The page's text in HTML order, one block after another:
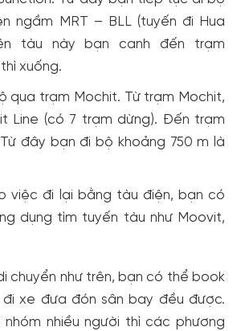
ngầm MRT – BLL (tuyến đi Hua
tàu này bạn canh đến trạm
xuống.
qua trạm Mochit. Từ trạm Mochit,
Line (có 7 trạm dừng). Đến trạm
đây bạn đi bộ khoảng 750 m là
việc đi lại bằng tàu điện, bạn có
dụng tìm tuyến tàu như Moovit,
chuyển như trên, bạn có thể book
xe đưa đón sân bay đều được.
nhiều người thì các phương